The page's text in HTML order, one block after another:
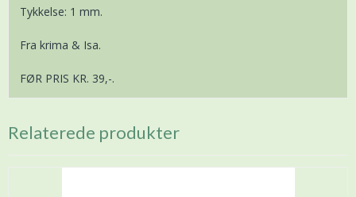
Tykkelse: 1 mm.
Fra krima & Isa.
FØR PRIS KR. 39,-.
Relaterede produkter